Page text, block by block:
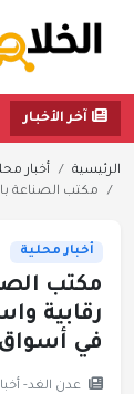
آخر الأخبار
الرئيسية
أخبار
مكتب الصناعة
أخبار محلية
مكتب
رقابية
في أسواق
عدن الغد-